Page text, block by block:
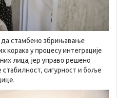
да стамбено збрињавање
у процесу интеграције
лица, јер управо решено
сигурност и боље